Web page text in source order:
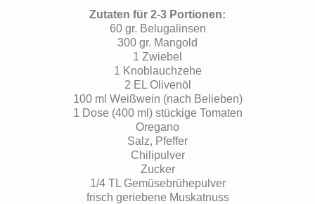
Zutaten für 2-3 Portionen:
60 gr. Belugalinsen
300 gr. Mangold
1 Zwiebel
1 Knoblauchzehe
2 EL Olivenöl
100 ml Weißwein (nach Belieben)
1 Dose (400 ml) stückige Tomaten
Oregano
Salz, Pfeffer
Chilipulver
Zucker
1/4 TL Gemüsebrühepulver
frisch geriebene Muskatnuss